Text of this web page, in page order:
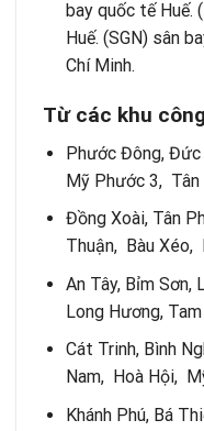
bay quốc tế Huế.
Huế. (SGN) sân
Chí Minh.
Từ các khu
Phước Đông,
Mỹ Phước 3, Tân
Đồng Xoài, Tân
Thuận, Bàu Xéo,
An Tây, Bỉm
Long Hương,
Cát Trinh, Bình
Nam, Hoà Hội,
Khánh Phú, Bá